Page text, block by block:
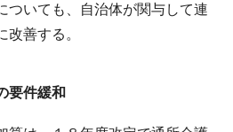
ついても、自治体が関与して連
善する。
要件緩和